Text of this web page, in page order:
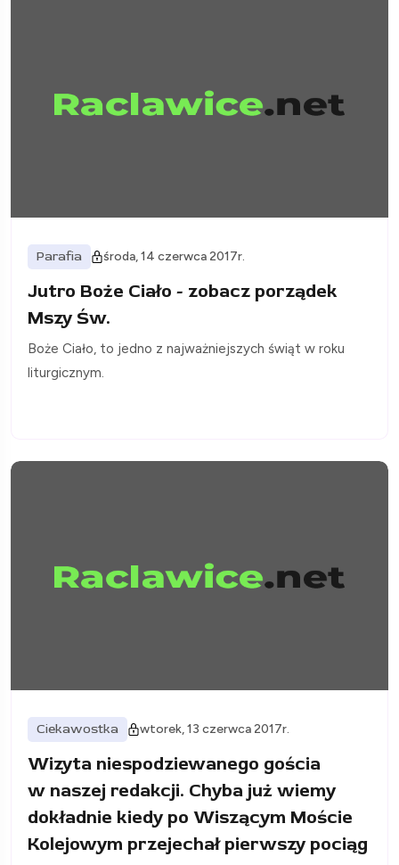
Parafia środa, 14 czerwca 2017r.
Jutro Boże Ciało - zobacz porządek
Mszy Św.
Boże Ciało, to jedno z najważniejszych świąt w roku
liturgicznym.
Ciekawostka wtorek, 13 czerwca 2017r.
Wizyta niespodziewanego gościa
w naszej redakcji. Chyba już wiemy
dokładnie kiedy po Wiszącym Moście
Kolejowym przejechał pierwszy pociąg